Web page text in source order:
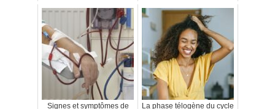
Signes et symptômes de
La phase télogène du cycle